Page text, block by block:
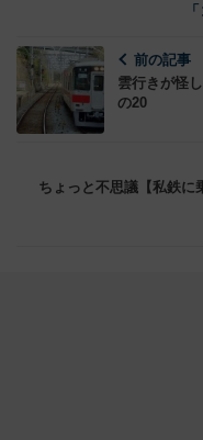
前の記事
雲行きが怪
の20
ちょっと不思議【私鉄に